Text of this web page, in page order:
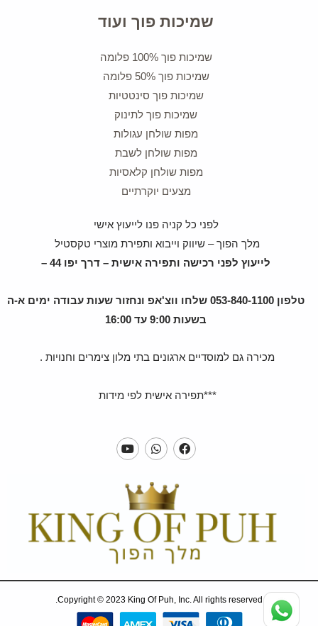
שמיכות פוך ועוד
שמיכות פוך 100% פלומה
שמיכות פוך 50% פלומה
שמיכות פוך סינטטיות
שמיכות פוך לתינוק
מפות שולחן עגולות
מפות שולחן לשבת
מפות שולחן קלאסיות
מצעים יוקרתיים
לפני כל קניה פנו לייעוץ אישי
מלך הפוך – שיווק וייבוא ותפירת מוצרי טקסטיל
לייעוץ לפני רכישה ותפירה אישית – דרך יפו 44 –
טלפון 053-840-1100 שלחו ווצ'אפ ונחזור שעות עבודה ימים א-ה
בשעות 9:00 עד 16:00
מכירה גם למוסדיים ארגונים בתי מלון צימרים וחנויות .
***תפירה אישית לפי מידות
Copyright © 2023 King Of Puh, Inc. All rights reserved.